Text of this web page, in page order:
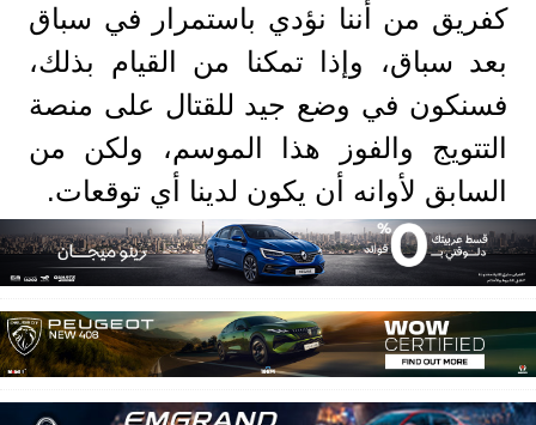
كفريق من أننا نؤدي باستمرار في سباق
بعد سباق، وإذا تمكنا من القيام بذلك،
فسنكون في وضع جيد للقتال على منصة
التتويج والفوز هذا الموسم، ولكن من
السابق لأوانه أن يكون لدينا أي توقعات.